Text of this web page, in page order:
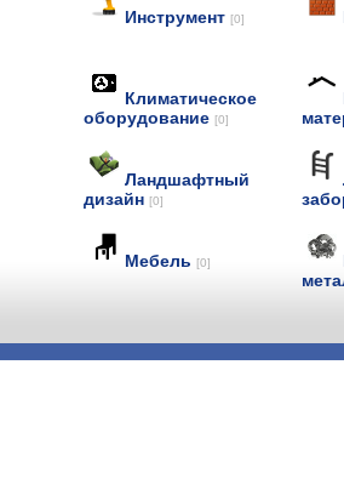
Инструмент [0]
Климатическое
оборудование [0]
Ландшафтный
дизайн [0]
Мебель [0]